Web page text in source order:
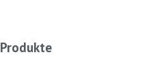
Produkte